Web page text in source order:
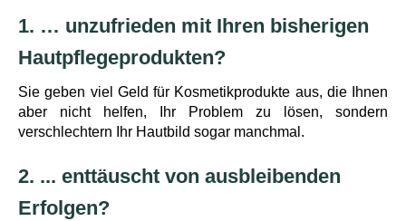
1. … unzufrieden mit Ihren bisherigen
Hautpflegeprodukten?
Sie geben viel Geld für Kosmetikprodukte aus, die Ihnen
aber nicht helfen, Ihr Problem zu lösen, sondern
verschlechtern Ihr Hautbild sogar manchmal.
2. ... enttäuscht von ausbleibenden
Erfolgen?